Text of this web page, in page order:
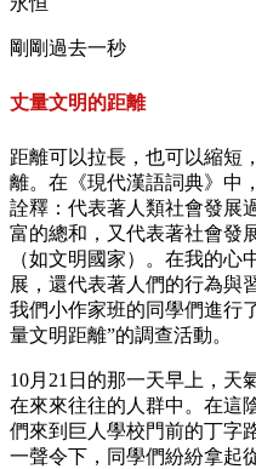
剛剛過去一秒
丈量文明的距離
距離可以拉長，也可以縮短
離。在《現代漢語詞典》中
詮釋：代表著人類社會發展
富的總和，又代表著社會發
（如文明國家）。在我的心
展，還代表著人們的行為與
我們小作家班的同學們進行
量文明距離”的調查活動。
10月21日的那一天早上，天
在來來往往的人群中。在這
們來到巨人學校門前的丁字
一聲令下，同學們紛紛拿起